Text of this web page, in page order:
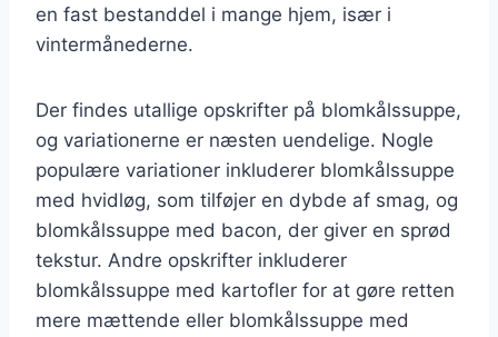
en fast bestanddel i mange hjem, især i
vintermånederne.
Der findes utallige opskrifter på blomkålssuppe,
og variationerne er næsten uendelige. Nogle
populære variationer inkluderer blomkålssuppe
med hvidløg, som tilføjer en dybde af smag, og
blomkålssuppe med bacon, der giver en sprød
tekstur. Andre opskrifter inkluderer
blomkålssuppe med kartofler for at gøre retten
mere mættende eller blomkålssuppe med